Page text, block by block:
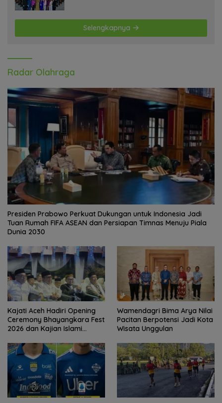
Selengkapnya
Radar Olahraga
Presiden Prabowo Perkuat Dukungan untuk Indonesia Jadi
Tuan Rumah FIFA ASEAN dan Persiapan Timnas Menuju Piala
Dunia 2030
Kajati Aceh Hadiri Opening
Ceremony Bhayangkara Fest
2026 dan Kajian Islami
Adi Hidayat
Wamendagri Bima Arya Nilai
Pacitan Berpotensi Jadi Kota
Wisata Unggulan